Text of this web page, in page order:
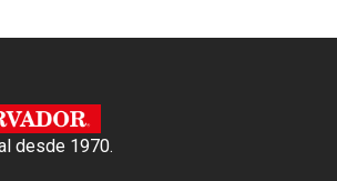
desde 1970.